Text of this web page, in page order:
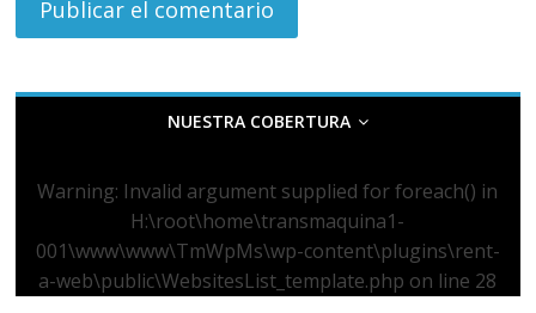
NUESTRA COBERTURA
Warning: Invalid argument supplied for foreach() in
H:\root\home\transmaquina1-
001\www\www\TmWpMs\wp-content\plugins\rent-
a-web\public\WebsitesList_template.php on line 28